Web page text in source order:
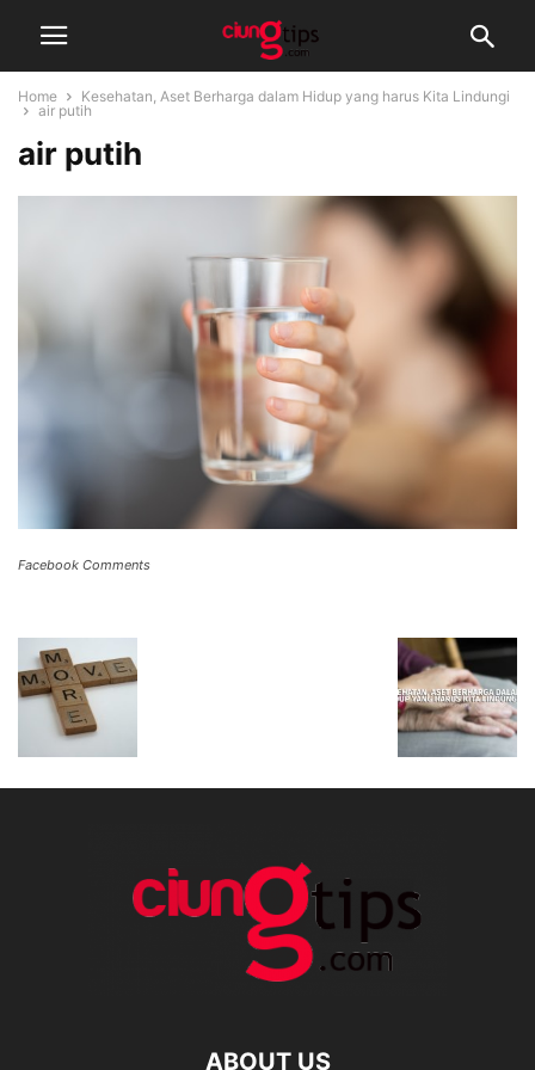
Home
Kesehatan, Aset Berharga dalam Hidup yang harus Kita Lindungi
air putih
air putih
Facebook Comments
ABOUT US